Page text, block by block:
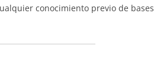
conocimiento previo de bases